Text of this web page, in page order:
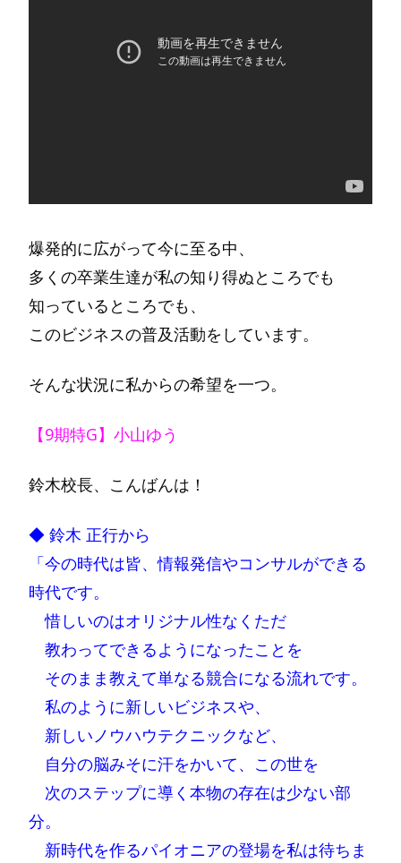
爆発的に広がって今に至る中、
多くの卒業生達が私の知り得ぬところでも
知っているところでも、
このビジネスの普及活動をしています。
そんな状況に私からの希望を一つ。
【9期特G】小山ゆう
鈴木校長、こんばんは！
◆ 鈴木 正行から
「今の時代は皆、情報発信やコンサルができる
時代です。
惜しいのはオリジナル性なくただ
教わってできるようになったことを
そのまま教えて単なる競合になる流れです。
私のように新しいビジネスや、
新しいノウハウテクニックなど、
自分の脳みそに汗をかいて、この世を
次のステップに導く本物の存在は少ない部
分。
新時代を作るパイオニアの登場を私は待ちま